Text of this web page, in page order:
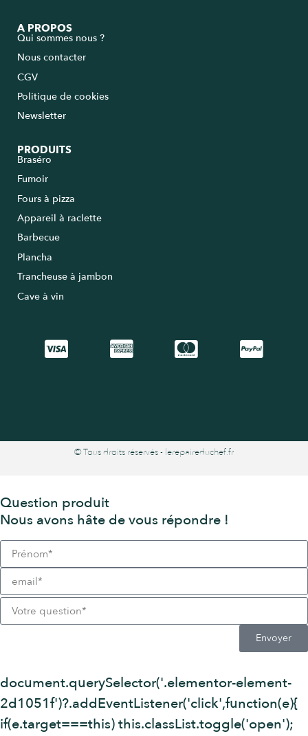
A PROPOS
Qui sommes nous ?
Nous contacter
CGV
Politique de cookies
Newsletter
PRODUITS
Braséro
Fumoir
Fours à pizza
Appareil à raclette
Barbecue
Plancha
Trancheuse à jambon
Cave à vin
© Tous droits réservés - lerepaireduchef.fr
Question produit
Nous avons hâte de vous répondre !
Envoyer
document.querySelector('.elementor-element-
2d1051f')?.addEventListener('click',function(e){
if(e.target===this) this.classList.toggle('open');